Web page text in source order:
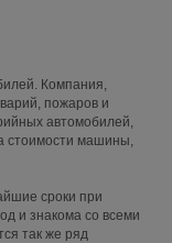
Компания,
пожаров и
автомобилей,
стоимости машины,
сроки при
и знакома со всеми
так же ряд